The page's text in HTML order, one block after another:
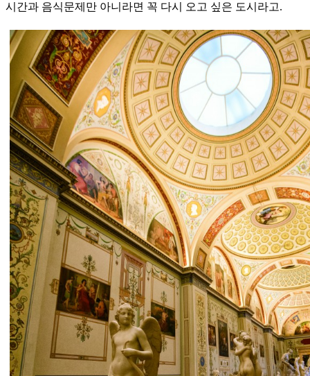
시간과 음식문제만 아니라면 꼭 다시 오고 싶은 도시라고.